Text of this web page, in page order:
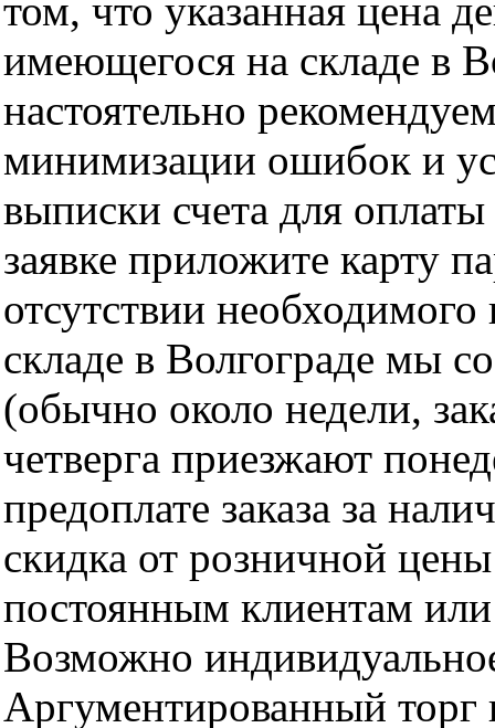
том, что указанная цена
имеющегося на складе в
настоятельно
минимизации ошибок и
выписки счета для
заявке приложите карту
отсутствии
складе в Волгограде мы
(обычно около недели,
четверга приезжают
предоплате заказа за
скидка от розничной
постоянным клиентам
Возможно
Аргументированный торг